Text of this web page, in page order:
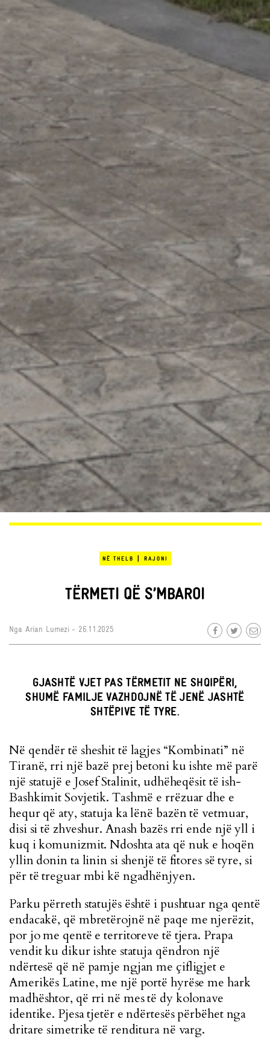
NË THELB | RAJONI
TËRMETI QË S’MBAROI
Nga Arian Lumezi - 26.11.2025
GJASHTË VJET PAS TËRMETIT NE SHQIPËRI,
SHUMË FAMILJE VAZHDOJNË TË JENË JASHTË
SHTËPIVE TË TYRE.
Në qendër të sheshit të lagjes “Kombinati” në
Tiranë, rri një bazë prej betoni ku ishte më parë
një statujë e Josef Stalinit, udhëheqësit të ish-
Bashkimit Sovjetik. Tashmë e rrëzuar dhe e
hequr që aty, statuja ka lënë bazën të vetmuar,
disi si të zhveshur. Anash bazës rri ende një yll i
kuq i komunizmit. Ndoshta ata që nuk e hoqën
yllin donin ta linin si shenjë të fitores së tyre, si
për të treguar mbi kë ngadhënjyen.
Parku përreth statujës është i pushtuar nga qentë
endacakë, që mbretërojnë në paqe me njerëzit,
por jo me qentë e territoreve të tjera. Prapa
vendit ku dikur ishte statuja qëndron një
ndërtesë që në pamje ngjan me çifligjet e
Amerikës Latine, me një portë hyrëse me hark
madhështor, që rri në mes të dy kolonave
identike. Pjesa tjetër e ndërtesës përbëhet nga
dritare simetrike të renditura në varg.